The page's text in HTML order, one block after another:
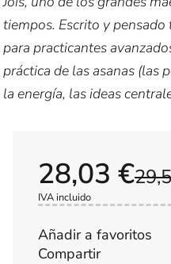
tiempos. Escrito y
para practicantes
práctica de las asanas (las
la energía, las ideas
28,03 €
IVA incluido
Añadir a favoritos
Compartir